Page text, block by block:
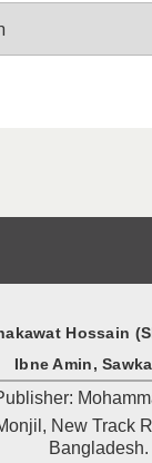
Hossain
Ibne Amin,
New Track
Bangladesh.